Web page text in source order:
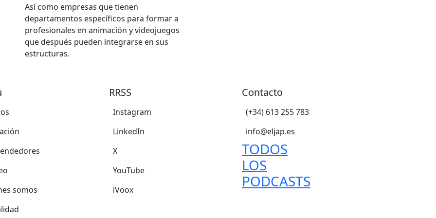
Así como empresas que tienen
departamentos específicos para formar a
profesionales en animación y videojuegos
que después pueden integrarse en sus
estructuras.
somos
RRSS
Instagram
LinkedIn
X
YouTube
iVoox
Contacto
(+34) 613 255 783
info@eljap.es
TODOS
LOS
PODCASTS